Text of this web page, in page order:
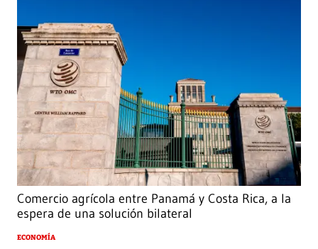
Comercio agrícola entre Panamá y Costa Rica, a la
espera de una solución bilateral
ECONOMÍA